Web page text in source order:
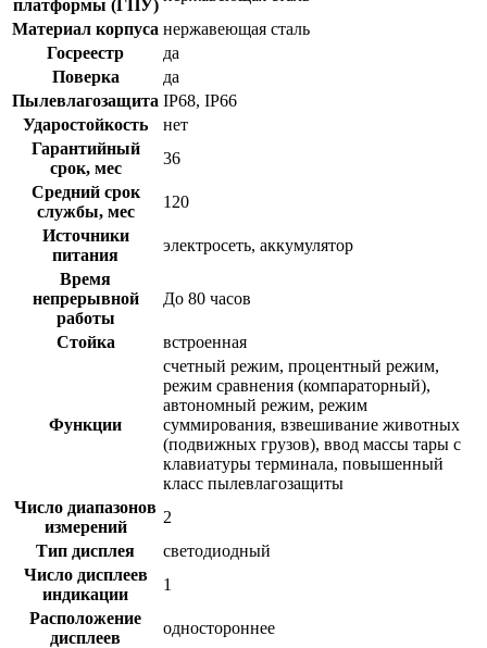
платформы (ГПУ)
Материал корпуса нержавеющая сталь
Госреестр
да
Поверка
да
Пылевлагозащита IP68, IP66
Ударостойкость
нет
Гарантийный
срок, мес
36
Средний срок
службы, мес
120
Источники
питания
электросеть, аккумулятор
Время
непрерывной
работы
До 80 часов
Стойка встроенная
Функции
счетный режим, процентный режим,
режим сравнения (компараторный),
автономный режим, режим
суммирования, взвешивание животных
(подвижных грузов), ввод массы тары с
клавиатуры терминала, повышенный
класс пылевлагозащиты
Число диапазонов
измерений
2
Тип дисплея
светодиодный
Число дисплеев
индикации
1
Расположение
дисплеев
одностороннее